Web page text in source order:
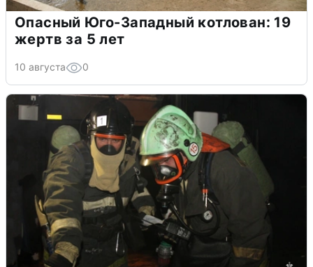
Опасный Юго-Западный котлован: 19
жертв за 5 лет
10 августа 0